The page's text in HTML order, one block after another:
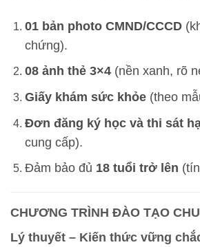
01 bản photo CMND/CCCD
chứng).
08 ảnh thẻ 3×4(nền xanh, rõ
Giấy khám sức khỏe(theo
Đơn đăng ký học và thi sát
cung cấp).
Đảm bảo đủ 18 tuổi trở lên
CHƯƠNG TRÌNH ĐÀO TẠO
Lý thuyết – Kiến thức vững